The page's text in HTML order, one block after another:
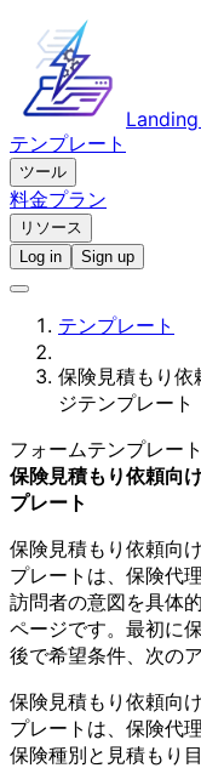
テンプレート
ツール
料金プラン
リソース
Log in
Sign up
テンプレート
保険見積もり依
ジテンプレート
フォームテンプレート
保険見積もり依頼向
プレート
保険見積もり依頼向
プレートは、保険代
訪問者の意図を具体
ページです。最初に
後で希望条件、次の
保険見積もり依頼向
プレートは、保険代
保険種別と見積もり